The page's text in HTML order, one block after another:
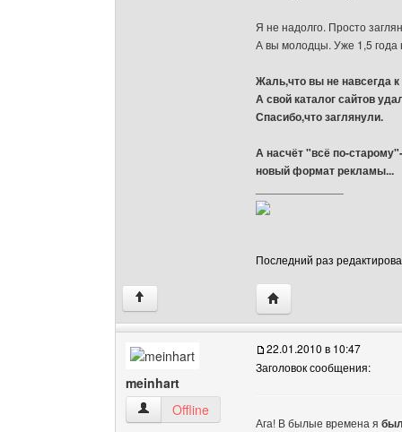
Я не надолго. Просто
А вы молодцы. Уже 1,5 года
Жаль,что вы не навсегда
А свой каталог сайтов
Спасибо,что заглянули.
А насчёт "всё по-
новый формат рекламы...
Последний раз
↑ Посетить сайт
meinhart
meinhart Посмотреть профиль
Offline
22.01.2010 в 10:47
Заголовок сообщения:
Ага! В былые времена я